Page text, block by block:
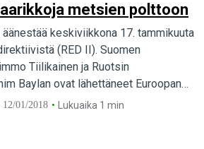
metsien polttoon
keskiviikkona 17. tammikuuta
(RED II). Suomen
Tiilikainen ja Ruotsin
Baylan ovat lähettäneet Euroopan
jossa pyritään varmistamaan
12/01/2018 Lukuaika 1 min